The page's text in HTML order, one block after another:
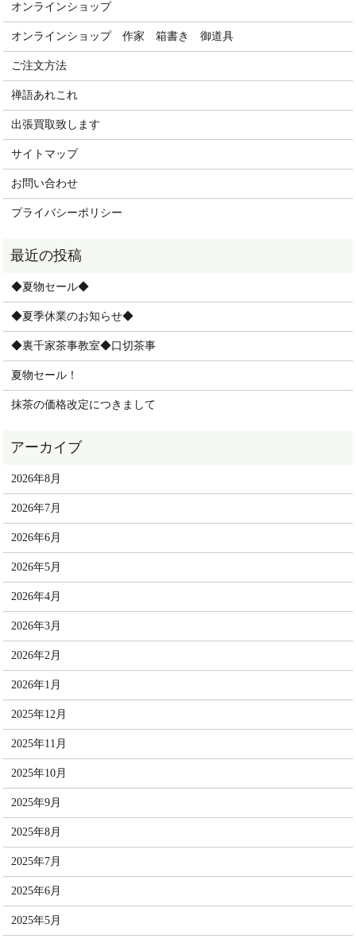
オンラインショップ
オンラインショップ 作家 箱書き 御道具
ご注文方法
禅語あれこれ
出張買取致します
サイトマップ
お問い合わせ
プライバシーポリシー
◆夏物セール◆
◆夏季休業のお知らせ◆
◆裏千家茶事教室◆口切茶事
夏物セール！
抹茶の価格改定につきまして
2026年8月
2026年7月
2026年6月
2026年5月
2026年4月
2026年3月
2026年2月
2026年1月
2025年12月
2025年11月
2025年10月
2025年9月
2025年8月
2025年7月
2025年6月
2025年5月